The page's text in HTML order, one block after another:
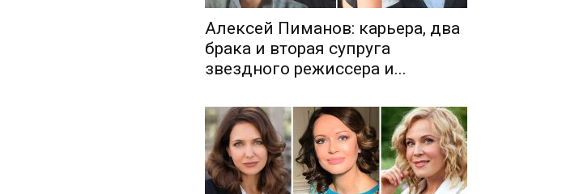
Алексей Пиманов: карьера, два
брака и вторая супруга
звездного режиссера и...